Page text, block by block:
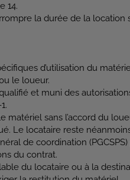
14.
la durée de la location
d’utilisation du
le loueur.
et muni des
sans l’accord du
Le locataire reste
de coordination
du contrat.
du locataire ou à la